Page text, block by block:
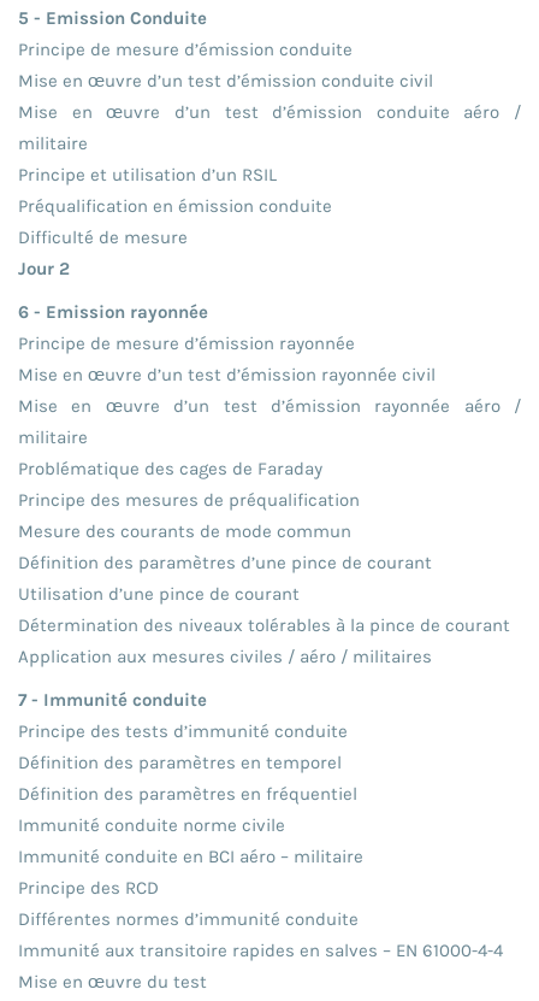
5 - Emission Conduite
Principe de mesure d’émission conduite
Mise en œuvre d’un test d’émission conduite civil
Mise en œuvre d’un test d’émission conduite aéro /
militaire
Principe et utilisation d’un RSIL
Préqualification en émission conduite
Difficulté de mesure
Jour 2
6 - Emission rayonnée
Principe de mesure d’émission rayonnée
Mise en œuvre d’un test d’émission rayonnée civil
Mise en œuvre d’un test d’émission rayonnée aéro /
militaire
Problématique des cages de Faraday
Principe des mesures de préqualification
Mesure des courants de mode commun
Définition des paramètres d’une pince de courant
Utilisation d’une pince de courant
Détermination des niveaux tolérables à la pince de courant
Application aux mesures civiles / aéro / militaires
7 - Immunité conduite
Principe des tests d’immunité conduite
Définition des paramètres en temporel
Définition des paramètres en fréquentiel
Immunité conduite norme civile
Immunité conduite en BCI aéro – militaire
Principe des RCD
Différentes normes d’immunité conduite
Immunité aux transitoire rapides en salves – EN 61000-4-4
Mise en œuvre du test